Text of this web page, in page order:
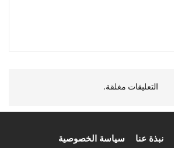
التعليقات مغلقة.
نبذة عنا سياسة الخصوصية